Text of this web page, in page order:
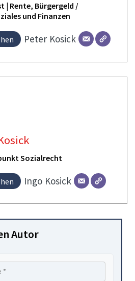
| Rente, Bürgergeld /
und Finanzen
Peter Kosick
Sozialrecht
Ingo Kosick
Autor